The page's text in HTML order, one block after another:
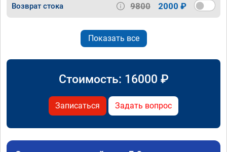
Возврат стока 9800 2000 ₽
Показать все
Стоимость: 16000 ₽
Записаться Задать вопрос